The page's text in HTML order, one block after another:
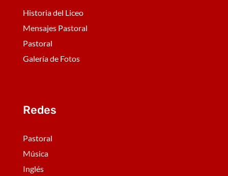
Historia del Liceo
Mensajes Pastoral
Pastoral
Galería de Fotos
Redes
Pastoral
Música
Inglés